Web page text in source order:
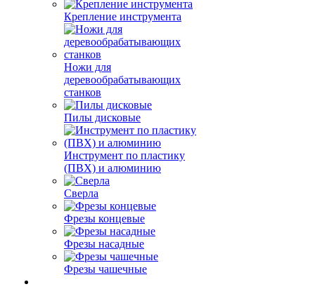
Крепление инструмента
Ножи для
деревообрабатывающих
станков
Пилы дисковые
Инструмент по пластику
(ПВХ) и алюминию
Сверла
Фрезы концевые
Фрезы насадные
Фрезы чашечные